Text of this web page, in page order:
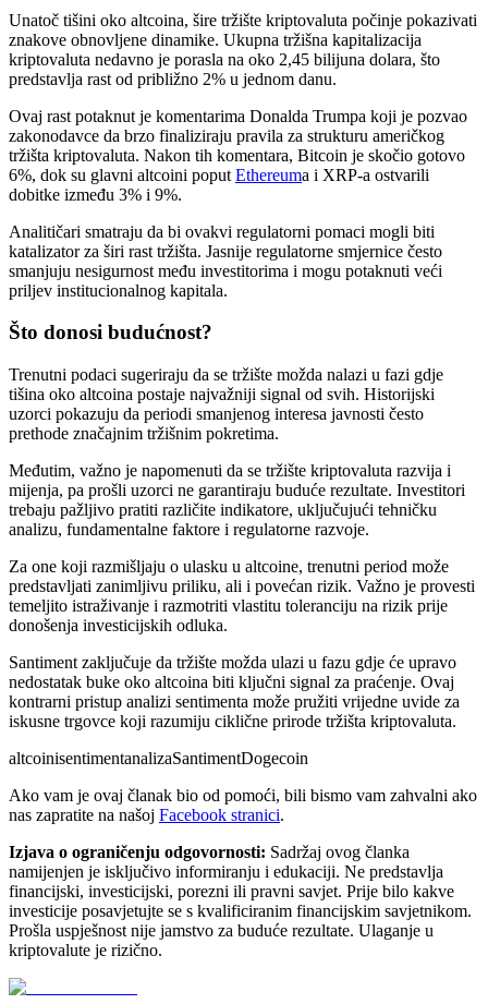
Unatoč tišini oko altcoina, šire tržište kriptovaluta počinje pokazivati
znakove obnovljene dinamike. Ukupna tržišna kapitalizacija
kriptovaluta nedavno je porasla na oko 2,45 bilijuna dolara, što
predstavlja rast od približno 2% u jednom danu.
Ovaj rast potaknut je komentarima Donalda Trumpa koji je pozvao
zakonodavce da brzo finaliziraju pravila za strukturu američkog
tržišta kriptovaluta. Nakon tih komentara, Bitcoin je skočio gotovo
6%, dok su glavni altcoini poput Ethereuma i XRP-a ostvarili
dobitke između 3% i 9%.
Analitičari smatraju da bi ovakvi regulatorni pomaci mogli biti
katalizator za širi rast tržišta. Jasnije regulatorne smjernice često
smanjuju nesigurnost među investitorima i mogu potaknuti veći
priljev institucionalnog kapitala.
Što donosi budućnost?
Trenutni podaci sugeriraju da se tržište možda nalazi u fazi gdje
tišina oko altcoina postaje najvažniji signal od svih. Historijski
uzorci pokazuju da periodi smanjenog interesa javnosti često
prethode značajnim tržišnim pokretima.
Međutim, važno je napomenuti da se tržište kriptovaluta razvija i
mijenja, pa prošli uzorci ne garantiraju buduće rezultate. Investitori
trebaju pažljivo pratiti različite indikatore, uključujući tehničku
analizu, fundamentalne faktore i regulatorne razvoje.
Za one koji razmišljaju o ulasku u altcoine, trenutni period može
predstavljati zanimljivu priliku, ali i povećan rizik. Važno je provesti
temeljito istraživanje i razmotriti vlastitu toleranciju na rizik prije
donošenja investicijskih odluka.
Santiment zaključuje da tržište možda ulazi u fazu gdje će upravo
nedostatak buke oko altcoina biti ključni signal za praćenje. Ovaj
kontrarni pristup analizi sentimenta može pružiti vrijedne uvide za
iskusne trgovce koji razumiju ciklične prirode tržišta kriptovaluta.
altcoinisentimentanalizaSantimentDogecoin
Ako vam je ovaj članak bio od pomoći, bili bismo vam zahvalni ako
nas zapratite na našoj Facebook stranici.
Izjava o ograničenju odgovornosti: Sadržaj ovog članka
namijenjen je isključivo informiranju i edukaciji. Ne predstavlja
financijski, investicijski, porezni ili pravni savjet. Prije bilo kakve
investicije posavjetujte se s kvalificiranim financijskim savjetnikom.
Prošla uspješnost nije jamstvo za buduće rezultate. Ulaganje u
kriptovalute je rizično.